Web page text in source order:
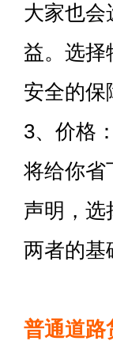
大家也会
益。选择
安全的保
3、价格
将给你省
声明，选
两者的基
普通道路